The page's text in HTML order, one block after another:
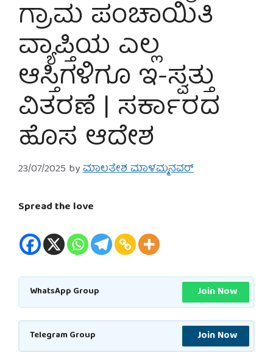
ಗ್ರಾಮ ಪಂಚಾಯಿತಿ
ವ್ಯಾಪ್ತಿಯ ಎಲ್ಲ
ಆಸ್ತಿಗಳಿಗೂ ಇ-ಸ್ವತ್ತು
ವಿತರಣೆ | ಸರ್ಕಾರದ
ಹೊಸ ಆದೇಶ
23/07/2025 byಮಾಲತೇಶ ಮಾಳಮ್ಮನವರ್
Spread the love
WhatsApp Group Join Now
Telegram Group Join Now